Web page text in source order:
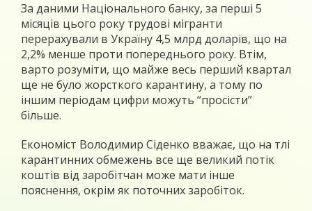
За даними Національного банку, за перші 5
місяців цього року трудові мігранти
перерахували в Україну 4,5 млрд доларів, що на
2,2% менше проти попереднього року. Втім,
варто розуміти, що майже весь перший квартал
ще не було жорсткого карантину, а тому по
іншим періодам цифри можуть “просісти”
більше.
Економіст Володимир Сіденко вважає, що на тлі
карантинних обмежень все ще великий потік
коштів від заробітчан може мати інше
пояснення, окрім як поточних заробіток.